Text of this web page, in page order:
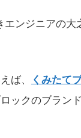
エンジニアの大
ば、 くみたて
ックのブランド